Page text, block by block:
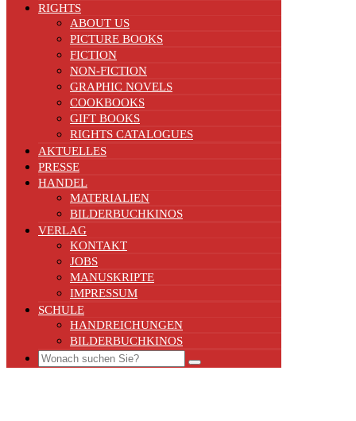
RIGHTS
ABOUT US
PICTURE BOOKS
FICTION
NON-FICTION
GRAPHIC NOVELS
COOKBOOKS
GIFT BOOKS
RIGHTS CATALOGUES
AKTUELLES
PRESSE
HANDEL
MATERIALIEN
BILDERBUCHKINOS
VERLAG
KONTAKT
JOBS
MANUSKRIPTE
IMPRESSUM
SCHULE
HANDREICHUNGEN
BILDERBUCHKINOS
Search